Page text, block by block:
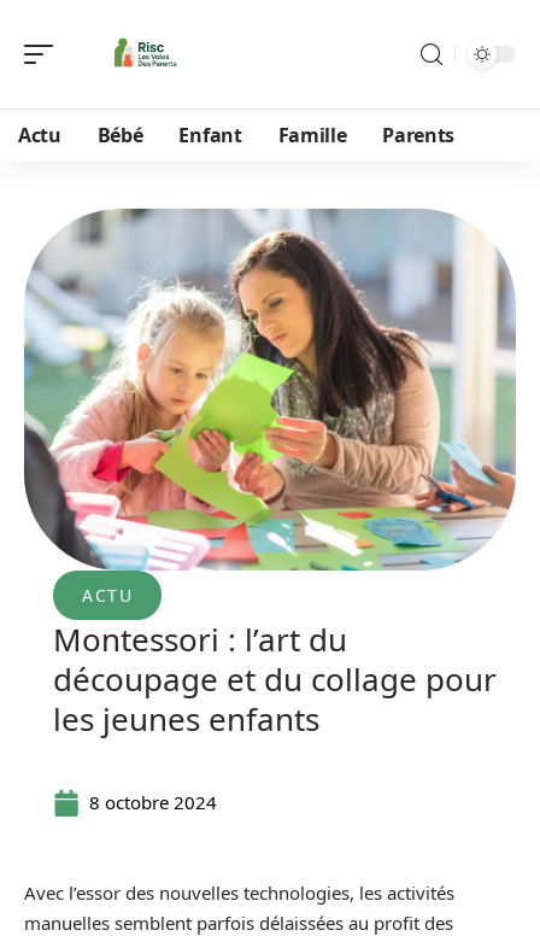
Actu Bébé Enfant Famille Parents
ACTU
Montessori : l’art du
découpage et du collage pour
les jeunes enfants
8 octobre 2024
Avec l’essor des nouvelles technologies, les activités
manuelles semblent parfois délaissées au profit des